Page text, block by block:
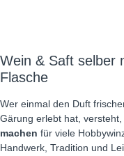
Wein & Saft selber
Flasche
Wer einmal den Duft
Gärung erlebt hat,
machen für viele
Handwerk, Tradition und